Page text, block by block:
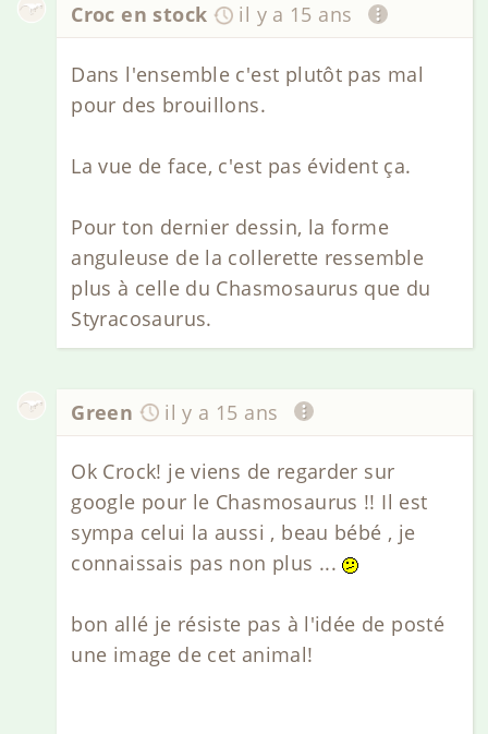
Croc en stock il y a 15 ans
Dans l'ensemble c'est plutôt pas mal
pour des brouillons.
La vue de face, c'est pas évident ça.
Pour ton dernier dessin, la forme
anguleuse de la collerette ressemble
plus à celle du Chasmosaurus que du
Styracosaurus.
Green il y a 15 ans
Ok Crock! je viens de regarder sur
google pour le Chasmosaurus !! Il est
sympa celui la aussi , beau bébé , je
connaissais pas non plus ...
bon allé je résiste pas à l'idée de posté
une image de cet animal!